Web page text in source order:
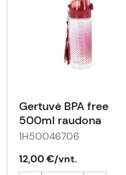
Gertuvė BPA free
500ml raudona
1H50046706
12,00 €/vnt.